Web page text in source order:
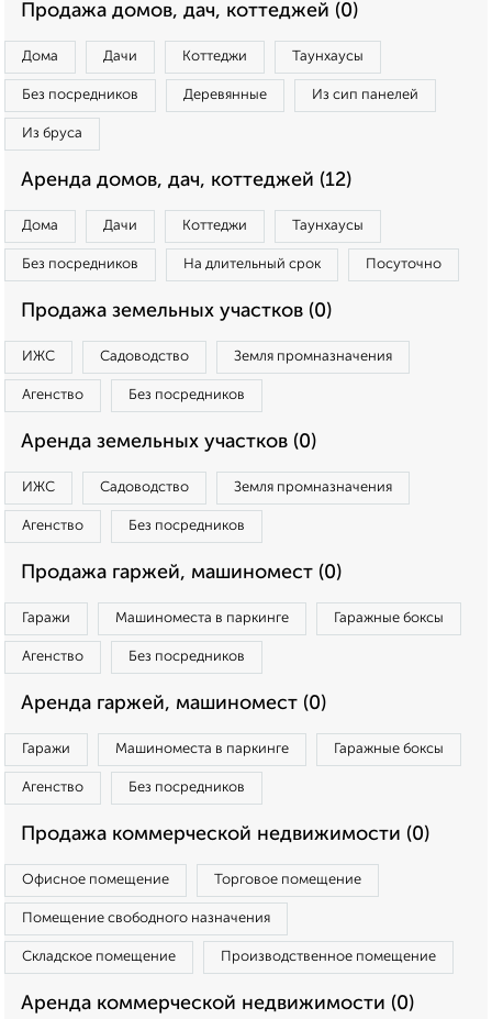
Продажа домов, дач, коттеджей (0)
Дома Дачи Коттеджи Таунхаусы
Без посредников Деревянные Из сип панелей
Из бруса
Аренда домов, дач, коттеджей (12)
Дома Дачи Коттеджи Таунхаусы
Без посредников На длительный срок Посуточно
Продажа земельных участков (0)
ИЖС Садоводство Земля промназначения
Агенство Без посредников
Аренда земельных участков (0)
ИЖС Садоводство Земля промназначения
Агенство Без посредников
Продажа гаржей, машиномест (0)
Гаражи Машиноместа в паркинге Гаражные боксы
Агенство Без посредников
Аренда гаржей, машиномест (0)
Гаражи Машиноместа в паркинге Гаражные боксы
Агенство Без посредников
Продажа коммерческой недвижимости (0)
Офисное помещение Торговое помещение
Помещение свободного назначения
Складское помещение Производственное помещение
Аренда коммерческой недвижимости (0)